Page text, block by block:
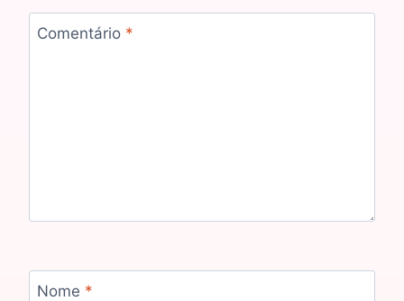
Comentário *
Nome *